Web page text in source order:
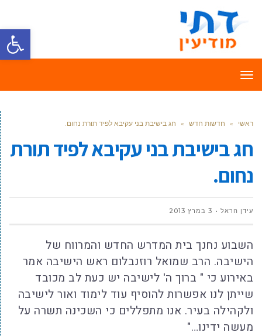
פתח
תפריט
ראשי » חדשות חדש » חג בישיבת בני עקיבא לפיד תורת נחום.
חג בישיבת בני עקיבא לפיד תורת
נחום.
עידן הראל 3 במרץ 2013
השבוע נחנך בית המדרש החדש והמרווח של
הישיבה. הרב שמואל רוזנבלום ראש הישיבה אמר
באירוע כי " ברוך ה' לישיבה יש כעת לב מכובד
שייתן לנו אפשרות להוסיף עוד לימוד ואור לישיבה
ולקהילה בעיר. אנו מתפללים כי השכינה תשרה על
מעשה ידינו…"